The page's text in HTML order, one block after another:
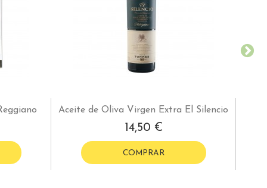
Aceite de Oliva Virgen Extra El Silencio
14,50 €
COMPRAR